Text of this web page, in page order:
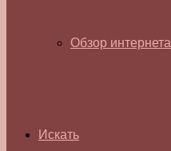
Обзор интернета
Искать